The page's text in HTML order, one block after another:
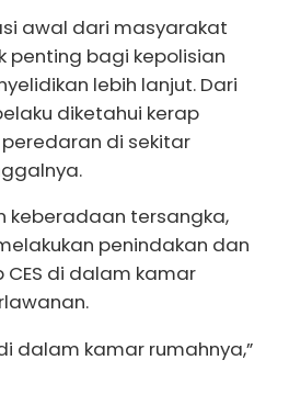
awal dari masyarakat
penting bagi kepolisian
lebih lanjut. Dari
diketahui kerap
di sekitar
keberadaan tersangka,
penindakan dan
di dalam kamar
dalam kamar rumahnya,”